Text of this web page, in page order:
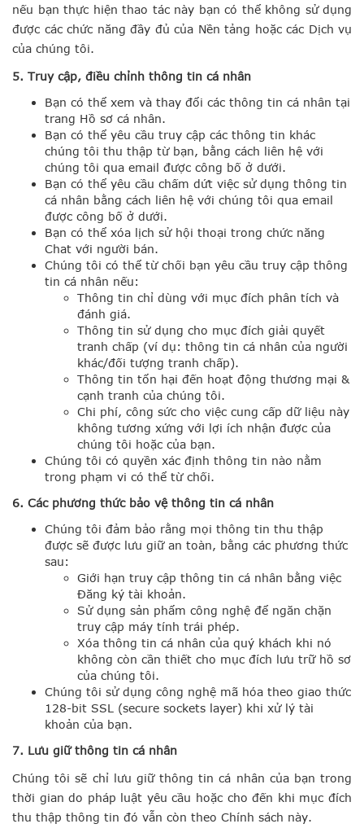
nếu bạn thực hiện thao tác này bạn có thể không sử dụng
được các chức năng đầy đủ của Nền tảng hoặc các Dịch vụ
của chúng tôi.
5. Truy cập, điều chỉnh thông tin cá nhân
Bạn có thể xem và thay đổi các thông tin cá nhân tại
trang Hồ sơ cá nhân.
Bạn có thể yêu cầu truy cập các thông tin khác
chúng tôi thu thập từ bạn, bằng cách liên hệ với
chúng tôi qua email được công bố ở dưới.
Bạn có thể yêu cầu chấm dứt việc sử dụng thông tin
cá nhân bằng cách liên hệ với chúng tôi qua email
được công bố ở dưới.
Bạn có thể xóa lịch sử hội thoại trong chức năng
Chat với người bán.
Chúng tôi có thể từ chối bạn yêu cầu truy cập thông
tin cá nhân nếu:
Thông tin chỉ dùng với mục đích phân tích và
đánh giá.
Thông tin sử dụng cho mục đích giải quyết
tranh chấp (ví dụ: thông tin cá nhân của người
khác/đối tượng tranh chấp).
Thông tin tổn hại đến hoạt động thương mại &
cạnh tranh của chúng tôi.
Chi phí, công sức cho việc cung cấp dữ liệu này
không tương xứng với lợi ích nhận được của
chúng tôi hoặc của bạn.
Chúng tôi có quyền xác định thông tin nào nằm
trong phạm vi có thể từ chối.
6. Các phương thức bảo vệ thông tin cá nhân
Chúng tôi đảm bảo rằng mọi thông tin thu thập
được sẽ được lưu giữ an toàn, bằng các phương thức
sau:
Giới hạn truy cập thông tin cá nhân bằng việc
Đăng ký tài khoản.
Sử dụng sản phẩm công nghệ để ngăn chặn
truy cập máy tính trái phép.
Xóa thông tin cá nhân của quý khách khi nó
không còn cần thiết cho mục đích lưu trữ hồ sơ
của chúng tôi.
Chúng tôi sử dụng công nghệ mã hóa theo giao thức
128-bit SSL (secure sockets layer) khi xử lý tài
khoản của bạn.
7. Lưu giữ thông tin cá nhân
Chúng tôi sẽ chỉ lưu giữ thông tin cá nhân của bạn trong
thời gian do pháp luật yêu cầu hoặc cho đến khi mục đích
thu thập thông tin đó vẫn còn theo Chính sách này.